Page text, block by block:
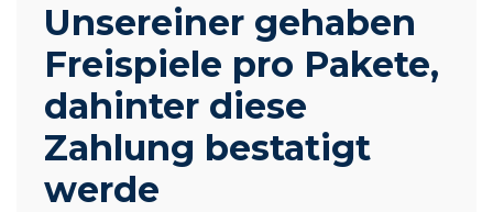
Unsereiner gehaben
Freispiele pro Pakete,
dahinter diese
Zahlung bestatigt
werde